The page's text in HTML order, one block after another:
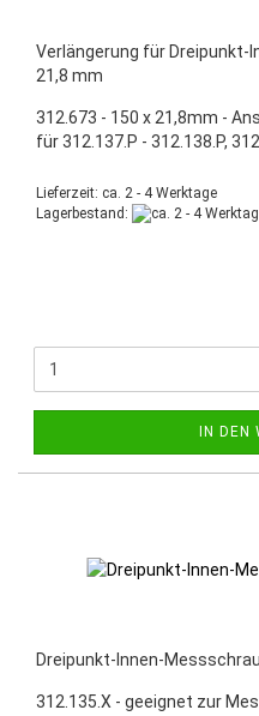
Verlängerung für Dreipunkt-
21,8 mm
312.673 - 150 x 21,8mm -
für 312.137.P - 312.138.P,
Lieferzeit: ca. 2 - 4 Werktage
Lagerbestand:
IN DEN
Dreipunkt-Innen-
312.135.X - geeignet zur